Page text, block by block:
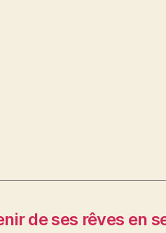
de ses rêves en